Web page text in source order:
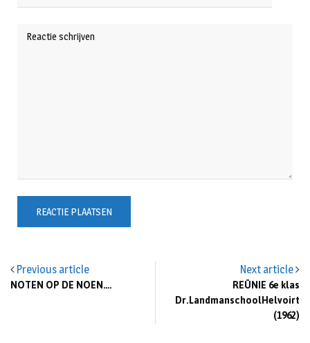
Previous article
NOTEN OP DE NOEN….
Next article
REÜNIE 6e klas
Dr.LandmanschoolHelvoirt
(1962)